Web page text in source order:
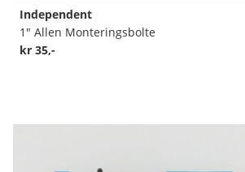
Independent
1" Allen Monteringsbolte
kr 35,-